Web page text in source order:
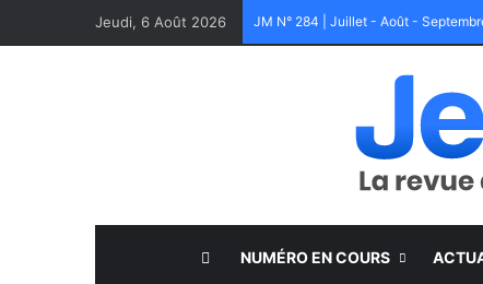
Jeudi, 6 Août 2026 JM N° 284 | Juillet - Août -
NUMÉRO EN COURS